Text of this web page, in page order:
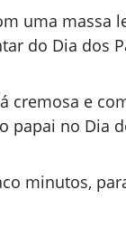
uma massa
do Dia dos
cremosa e
papai no Dia
minutos,